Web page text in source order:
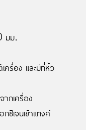
ม.
ครื่อง และมีที่หิ้ว
กเครื่อง
ซิเจนเข้าแทงค์